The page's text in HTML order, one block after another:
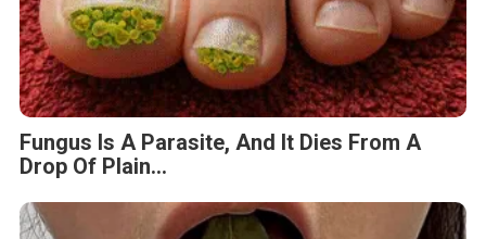
Fungus Is A Parasite, And It Dies From A
Drop Of Plain...